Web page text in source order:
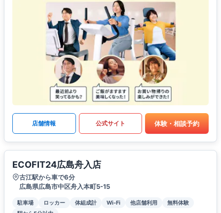
店舗情報 公式サイト 体験・相談予約
ECOFIT24広島舟入店
古江駅から車で6分
広島県広島市中区舟入本町5-15
駐車場 ロッカー 体組成計 Wi-Fi 他店舗利用
無料体験